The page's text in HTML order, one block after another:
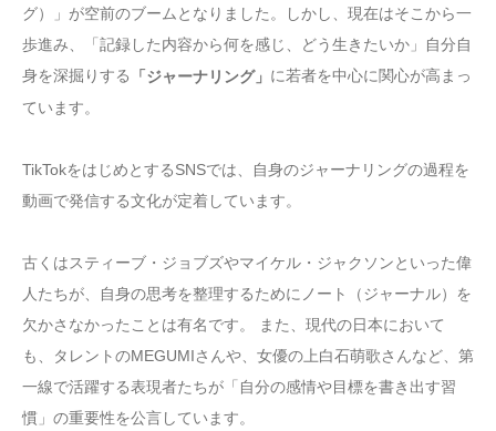
グ）」が空前のブームとなりました。しかし、現在はそこから一
歩進み、「記録した内容から何を感じ、どう生きたいか」自分自
身を深掘りする
「ジャーナリング」 に若者を中心に関心が高まっ
ています。
TikTokをはじめとするSNSでは、自身のジャーナリングの過程を
動画で発信する文化が定着しています。
古くはスティーブ・ジョブズやマイケル・ジャクソンといった偉
人たちが、自身の思考を整理するためにノート（ジャーナル）を
欠かさなかったことは有名です。 また、現代の日本において
も、タレントのMEGUMIさんや、女優の上白石萌歌さんなど、第
一線で活躍する表現者たちが「自分の感情や目標を書き出す習
慣」の重要性を公言しています。